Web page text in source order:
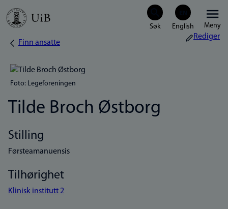
Hopp
Meny
Navigasjonssti
Finn ansatte
Rediger
Foto: Legeforeningen
Tilde Broch Østborg
Stilling
Førsteamanuensis
Tilhørighet
Klinisk institutt 2